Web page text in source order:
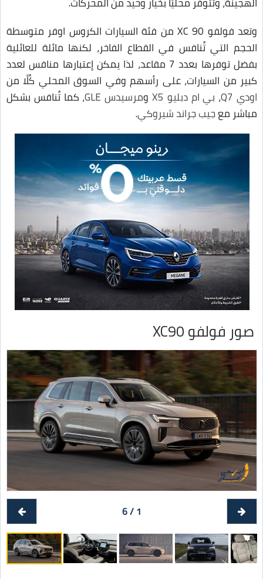
وتعد فولفو XC 90 من فئة السيارات الكروس اوفر متوسطة
الحجم التي تُنافس في القطاع الفاخر، لكنها مائلة للعائلية
بفضل توفرها بعدد 7 مقاعد، لذا يمكن إعتبارها منافس لعدد
كبير من السيارات، على رأسهم وفي السوق المحلي كُلًا من
اودي Q7
، بي ام دبليو X5 ومرسيدس GLE
، كما تُنافس بشكل
مباشر معجيب جراند شيروكي.
صور فولفو XC90
1 / 6